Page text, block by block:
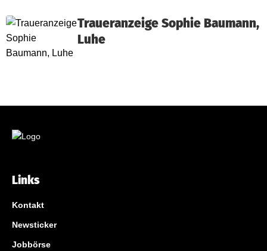
Traueranzeige Sophie Baumann,
Luhe
Links
Kontakt
Newsticker
Jobbörse